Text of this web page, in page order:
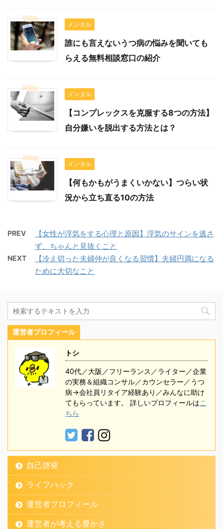
メンタル
誰にも言えないうつ病の悩みを聞いても
らえる無料相談窓口の紹介
メンタル
【コンプレックスを克服する8つの方法】
自分嫌いを脱出する方法とは？
メンタル
【何もかもがうまくいかない】つらい状
況から立ち直る10の方法
PREV
【女性が浮気をする心理と原因】浮気のサインを逃さ
ず、ちゃんと見抜くこと
NEXT
【冷え切った夫婦仲が良くなる習慣】夫婦円満になる
ために大切なこと
運営者プロフィール
トシ
40代／大阪／フリーランス／ライター／企業
の実務＆組織コンサル／カウンセラー／うつ
病→会社員リタイア経験あり／みんなに助け
てもらっています。 詳しいプロフィールはこ
ちら
自己啓発
ライフハック
運営者プロフィール
運営者が考える豊かさ